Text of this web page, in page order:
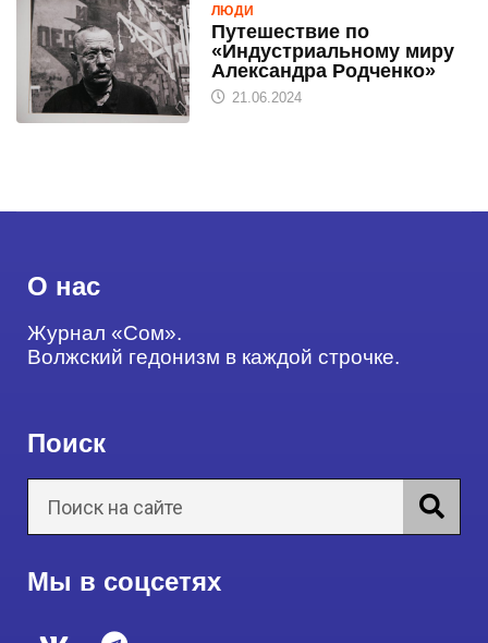
ЛЮДИ
Путешествие по
«Индустриальному миру
Александра Родченко»
21.06.2024
О нас
Журнал «Сом».
Волжский гедонизм в каждой строчке.
Поиск
Мы в соцсетях